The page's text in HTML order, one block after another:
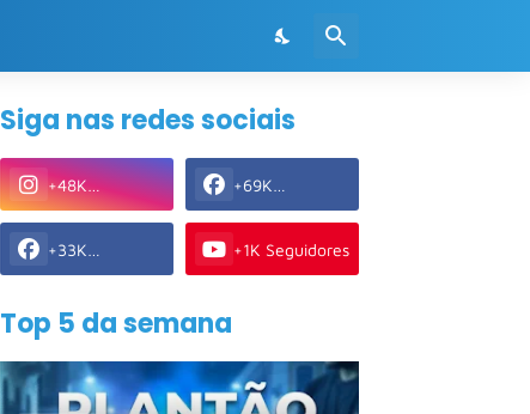
Siga nas redes sociais
+48K
Seguidores
+69K
Seguidores
+33K
Seguidores
+1K Seguidores
Top 5 da semana